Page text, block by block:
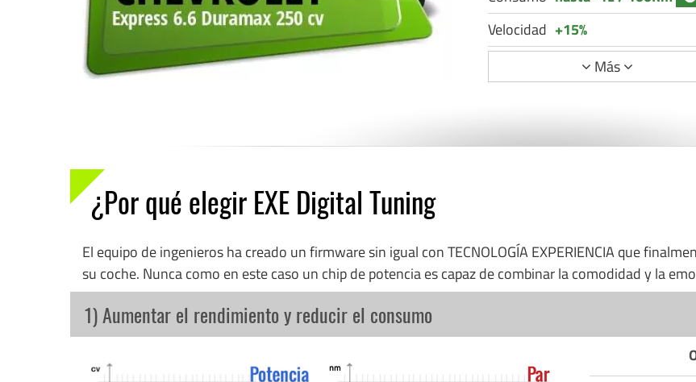
Velocidad +15%
Más
¿Por qué elegir EXE Digital Tuning
El equipo de ingenieros ha creado un firmware sin igual con TECNOLOGÍA EXPERIENCIA que
su coche. Nunca como en este caso un chip de potencia es capaz de combinar la comodidad y la
1) Aumentar el rendimiento y reducir el consumo